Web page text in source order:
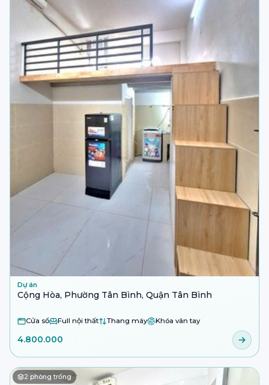
Dự án
Cộng Hòa, Phường Tân Bình, Quận Tân Bình
Cửa sổ Full nội thất Thang máy Khóa vân tay
4.800.000
2 phòng trống